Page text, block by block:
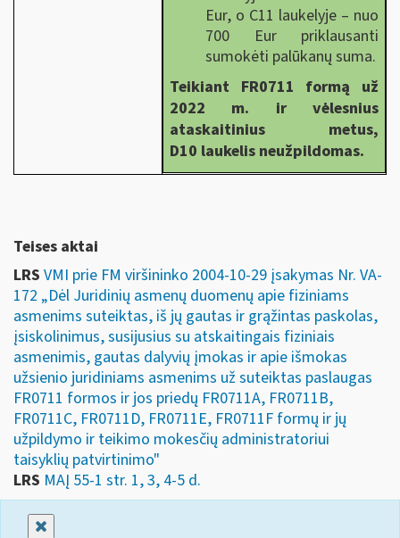
Eur, o C11 laukelyje – nuo
700 Eur priklausanti
sumokėti palūkanų suma.
Teikiant FR0711 formą už
2022 m. ir vėlesnius
ataskaitinius metus,
D10 laukelis neužpildomas.
Teises aktai
LRS VMI prie FM viršininko 2004-10-29 įsakymas Nr. VA-
172 „Dėl Juridinių asmenų duomenų apie fiziniams
asmenims suteiktas, iš jų gautas ir grąžintas paskolas,
įsiskolinimus, susijusius su atskaitingais fiziniais
asmenimis, gautas dalyvių įmokas ir apie išmokas
užsienio juridiniams asmenims už suteiktas paslaugas
FR0711 formos ir jos priedų FR0711A, FR0711B,
FR0711C, FR0711D, FR0711E, FR0711F formų ir jų
užpildymo ir teikimo mokesčių administratoriui
taisyklių patvirtinimo"
LRS MAĮ 55-1 str. 1, 3, 4-5 d.